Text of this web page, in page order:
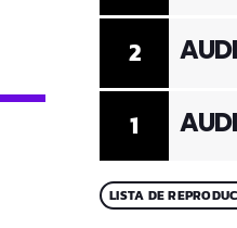
1
2
LISTA DE